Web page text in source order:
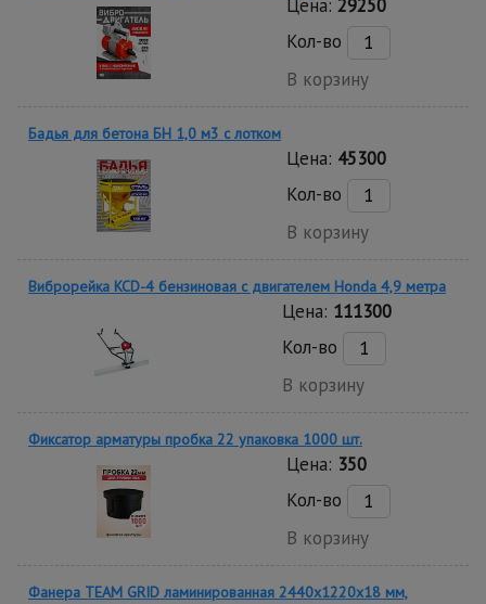
Цена: 29250
Кол-во
В корзину
Бадья для бетона БН 1,0 м3 c лотком
Цена: 45300
Кол-во
В корзину
Виброрейка KCD-4 бензиновая с двигателем Honda 4,9 метра
Цена: 111300
Кол-во
В корзину
Фиксатор арматуры пробка 22 упаковка 1000 шт.
Цена: 350
Кол-во
В корзину
Фанера TEAM GRID ламинированная 2440х1220х18 мм,